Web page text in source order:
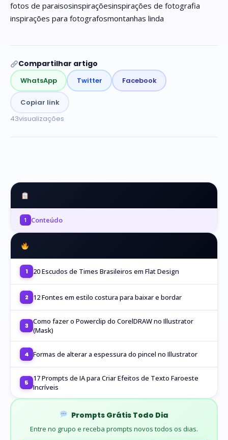
fotos de paraisosinspiraçõesinspirações de fotografia
inspirações para fotografosmontanhas linda
Compartilhar artigo
WhatsApp Twitter Facebook
Copiar link
43visualizações
1 Conteúdo
1 20 Escudos de Times Brasileiros em Flat Design
2 12 Fontes em estilo costura para baixar e bordar
3 Como fazer o Powerclip do CorelDRAW no Illustrator
(Mask)
4 Formas de alterar a espessura do pincel no Illustrator
5
17 Prompts de IA para Criar Efeitos de Texto Faroeste
Incríveis
Prompts Grátis Todo Dia
Entre no grupo e receba prompts novos todos os dias.